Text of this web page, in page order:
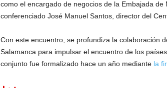
como el encargado de negocios de la Embajada
conferenciado José Manuel Santos, director del
Con este encuentro, se profundiza la colaboración
Salamanca para impulsar el encuentro de los
conjunto fue formalizado hace un año mediante la